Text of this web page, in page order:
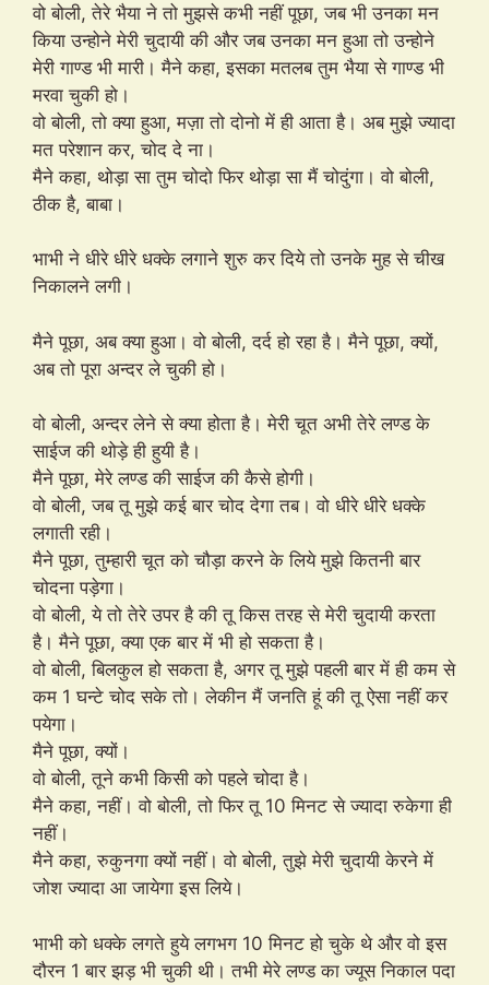
वो बोली, तेरे भैया ने तो मुझसे कभी नहीं पूछा, जब भी उनका मन
किया उन्होने मेरी चुदायी की और जब उनका मन हुआ तो उन्होने
मेरी गाण्ड भी मारी। मैने कहा, इसका मतलब तुम भैया से गाण्ड भी
मरवा चुकी हो।
वो बोली, तो क्या हुआ, मज़ा तो दोनो में ही आता है। अब मुझे ज्यादा
मत परेशान कर, चोद दे ना।
मैने कहा, थोड़ा सा तुम चोदो फिर थोड़ा सा मैं चोदुंगा। वो बोली,
ठीक है, बाबा।
भाभी ने धीरे धीरे धक्के लगाने शुरु कर दिये तो उनके मुह से चीख
निकालने लगी।
मैने पूछा, अब क्या हुआ। वो बोली, दर्द हो रहा है। मैने पूछा, क्यों,
अब तो पूरा अन्दर ले चुकी हो।
वो बोली, अन्दर लेने से क्या होता है। मेरी चूत अभी तेरे लण्ड के
साईज की थोड़े ही हुयी है।
मैने पूछा, मेरे लण्ड की साईज की कैसे होगी।
वो बोली, जब तू मुझे कई बार चोद देगा तब। वो धीरे धीरे धक्के
लगाती रही।
मैने पूछा, तुम्हारी चूत को चौड़ा करने के लिये मुझे कितनी बार
चोदना पड़ेगा।
वो बोली, ये तो तेरे उपर है की तू किस तरह से मेरी चुदायी करता
है। मैने पूछा, क्या एक बार में भी हो सकता है।
वो बोली, बिलकुल हो सकता है, अगर तू मुझे पहली बार में ही कम से
कम 1 घन्टे चोद सके तो। लेकीन मैं जनति हूं की तू ऐसा नहीं कर
पयेगा।
मैने पूछा, क्यों।
वो बोली, तूने कभी किसी को पहले चोदा है।
मैने कहा, नहीं। वो बोली, तो फिर तू 10 मिनट से ज्यादा रुकेगा ही
नहीं।
मैने कहा, रुकुनगा क्यों नहीं। वो बोली, तुझे मेरी चुदायी केरने में
जोश ज्यादा आ जायेगा इस लिये।
भाभी को धक्के लगते हुये लगभग 10 मिनट हो चुके थे और वो इस
दौरन 1 बार झड़ भी चुकी थी। तभी मेरे लण्ड का ज्यूस निकाल पदा